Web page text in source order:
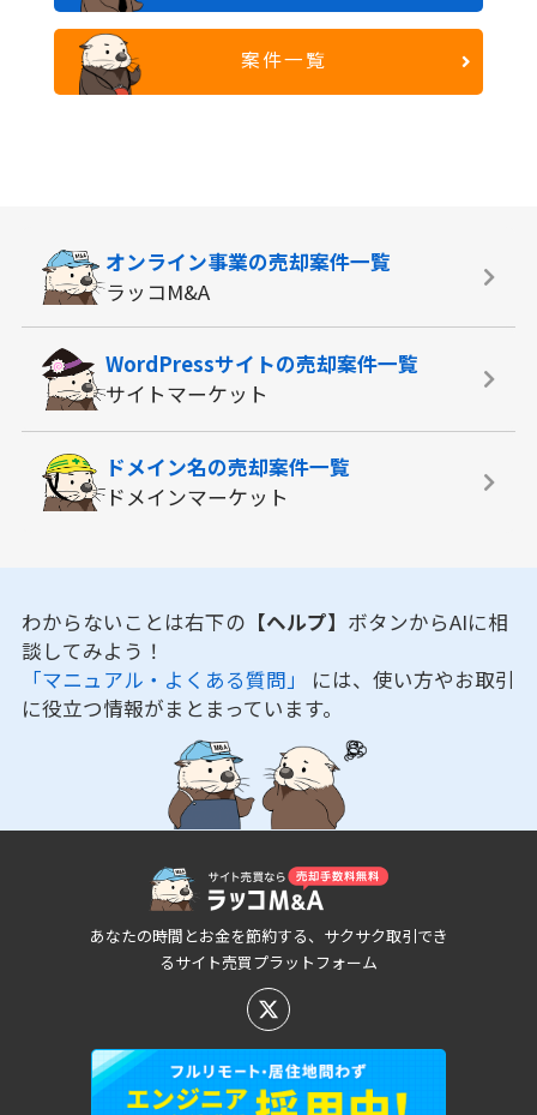
案件一覧
オンライン事業の売却案件一覧
ラッコM&A
WordPressサイトの売却案件一覧
サイトマーケット
ドメイン名の売却案件一覧
ドメインマーケット
わからないことは右下の 【ヘルプ】 ボタンからAIに相
談してみよう！
「マニュアル・よくある質問」 には、使い方やお取引
に役立つ情報がまとまっています。
あなたの時間とお金を節約する、サクサク取引でき
るサイト売買プラットフォーム